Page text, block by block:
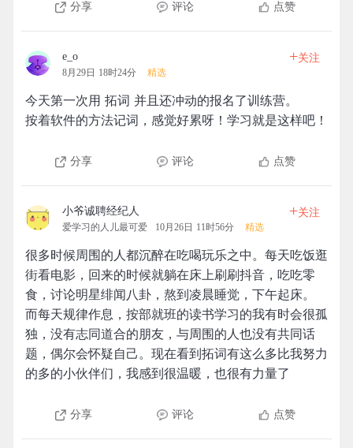
分享 评论 点赞
e_o
8月29日 18时24分 精选
+关注
今天第一次用 拓词 并且还冲动的报名了训练营。
按着软件的方法记词，感觉好累呀！学习就是这样吧！
分享 评论 点赞
小爷诚聘经纪人
爱学习的人儿最可爱 10月26日 11时56分 精选
+关注
很多时候周围的人都沉醉在吃喝玩乐之中。每天吃饭逛
街看电影，回来的时候就躺在床上刷刷抖音，吃吃零
食，讨论明星绯闻八卦，熬到凌晨睡觉，下午起床。
而每天规律作息，按部就班的读书学习的我有时会很孤
独，没有志同道合的朋友，与周围的人也没有共同话
题，偶尔会怀疑自己。现在看到拓词有这么多比我努力
的多的小伙伴们，我感到很温暖，也很有力量了
分享 评论 点赞